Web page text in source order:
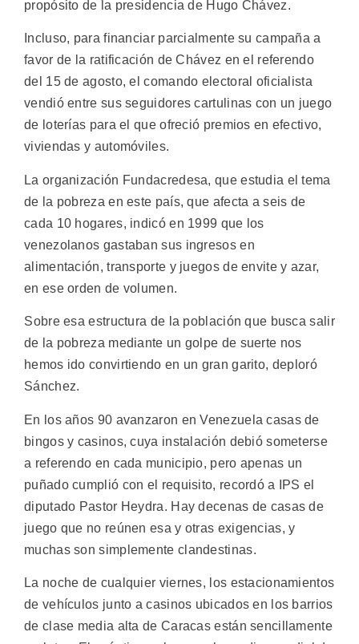
propósito de la presidencia de Hugo Chávez.
Incluso, para financiar parcialmente su campaña a
favor de la ratificación de Chávez en el referendo
del 15 de agosto, el comando electoral oficialista
vendió entre sus seguidores cartulinas con un juego
de loterías para el que ofreció premios en efectivo,
viviendas y automóviles.
La organización Fundacredesa, que estudia el tema
de la pobreza en este país, que afecta a seis de
cada 10 hogares, indicó en 1999 que los
venezolanos gastaban sus ingresos en
alimentación, transporte y juegos de envite y azar,
en ese orden de volumen.
Sobre esa estructura de la población que busca salir
de la pobreza mediante un golpe de suerte nos
hemos ido convirtiendo en un gran garito, deploró
Sánchez.
En los años 90 avanzaron en Venezuela casas de
bingos y casinos, cuya instalación debió someterse
a referendo en cada municipio, pero apenas un
puñado cumplió con el requisito, recordó a IPS el
diputado Pastor Heydra. Hay decenas de casas de
juego que no reúnen esa y otras exigencias, y
muchas son simplemente clandestinas.
La noche de cualquier viernes, los estacionamientos
de vehículos junto a casinos ubicados en los barrios
de clase media alta de Caracas están sencillamente